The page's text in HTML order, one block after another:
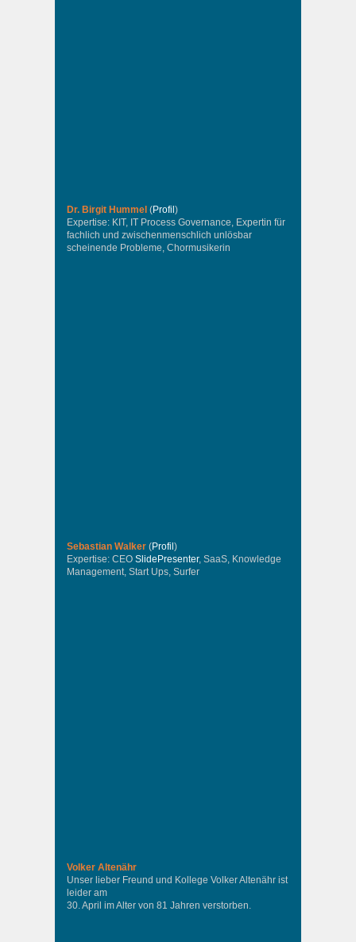
Dr. Birgit Hummel (Profil )
Expertise: KIT, IT Process Governance, Expertin für
fachlich und zwischenmenschlich unlösbar
scheinende Probleme, Chormusikerin
Sebastian Walker (Profil )
Expertise: CEO SlidePresenter, SaaS, Knowledge
Management, Start Ups, Surfer
Volker Altenähr
Unser lieber Freund und Kollege Volker Altenähr ist
leider am
30. April im Alter von 81 Jahren verstorben.